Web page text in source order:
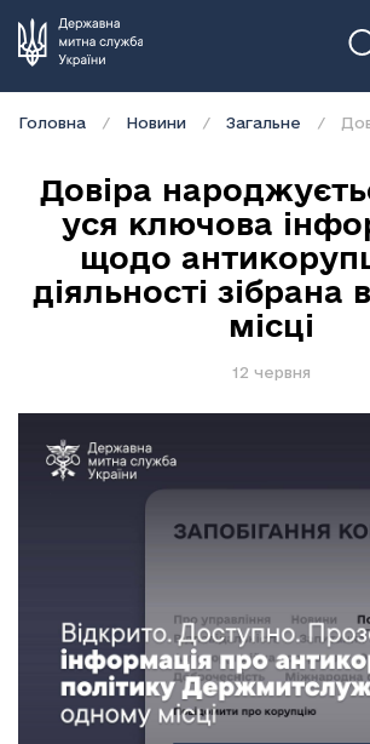
Головна Новини Загальне
Довіра
уся ключова
щодо
діяльності зібрана
місці
12 червня